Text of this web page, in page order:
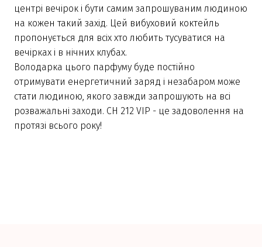
центрі вечірок і бути самим запрошуваним людиною
на кожен такий захід. Цей вибуховий коктейль
пропонується для всіх хто любить тусуватися на
вечірках і в нічних клубах.
Володарка цього парфуму буде постійно
отримувати енергетичний заряд і незабаром може
стати людиною, якого завжди запрошують на всі
розважальні заходи. CH 212 VIP - це задоволення на
протязі всього року!